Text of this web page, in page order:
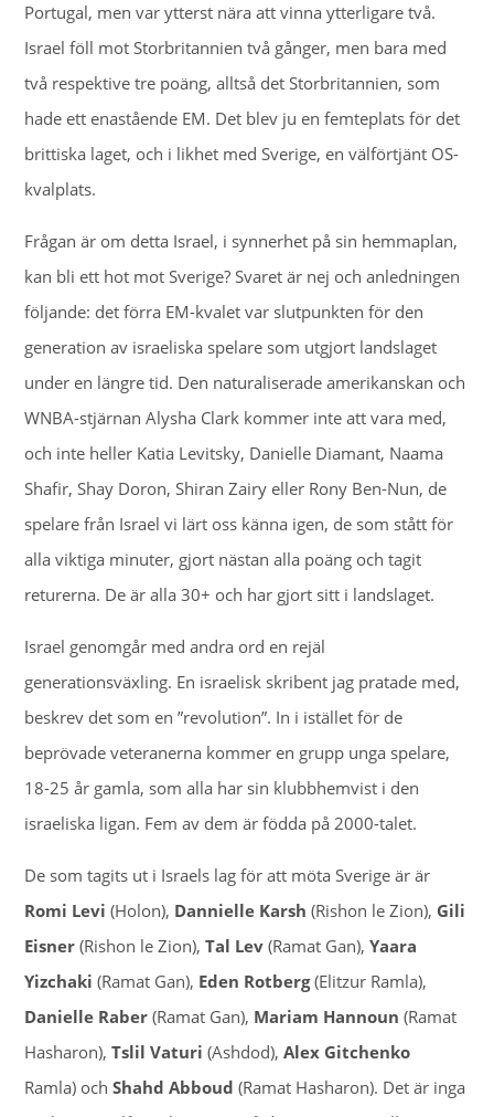
Portugal, men var ytterst nära att vinna ytterligare två.
Israel föll mot Storbritannien två gånger, men bara med
två respektive tre poäng, alltså det Storbritannien, som
hade ett enastående EM. Det blev ju en femteplats för det
brittiska laget, och i likhet med Sverige, en välförtjänt OS-
kvalplats.
Frågan är om detta Israel, i synnerhet på sin hemmaplan,
kan bli ett hot mot Sverige? Svaret är nej och anledningen
följande: det förra EM-kvalet var slutpunkten för den
generation av israeliska spelare som utgjort landslaget
under en längre tid. Den naturaliserade amerikanskan och
WNBA-stjärnan Alysha Clark kommer inte att vara med,
och inte heller Katia Levitsky, Danielle Diamant, Naama
Shafir, Shay Doron, Shiran Zairy eller Rony Ben-Nun, de
spelare från Israel vi lärt oss känna igen, de som stått för
alla viktiga minuter, gjort nästan alla poäng och tagit
returerna. De är alla 30+ och har gjort sitt i landslaget.
Israel genomgår med andra ord en rejäl
generationsväxling. En israelisk skribent jag pratade med,
beskrev det som en ”revolution”. In i istället för de
beprövade veteranerna kommer en grupp unga spelare,
18-25 år gamla, som alla har sin klubbhemvist i den
israeliska ligan. Fem av dem är födda på 2000-talet.
De som tagits ut i Israels lag för att möta Sverige är är
Romi Levi(Holon), Dannielle Karsh (Rishon le Zion), Gili
Eisner (Rishon le Zion),Tal Lev (Ramat Gan),Yaara
Yizchaki (Ramat Gan), Eden Rotberg(Elitzur Ramla),
Danielle Raber (Ramat Gan), Mariam Hannoun (Ramat
Hasharon),Tslil Vaturi (Ashdod),Alex Gitchenko
Ramla) ochShahd Abboud (Ramat Hasharon). Det är inga